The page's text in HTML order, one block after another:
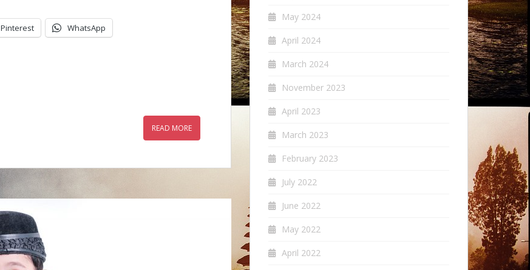
Pinterest WhatsApp
READ MORE
May 2024
April 2024
March 2024
November 2023
April 2023
March 2023
February 2023
July 2022
June 2022
May 2022
April 2022